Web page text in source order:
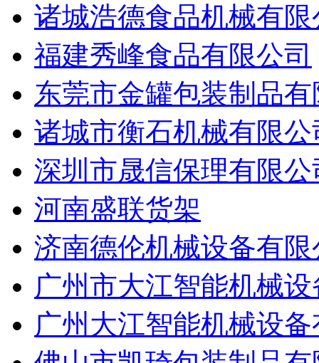
诸城浩德食品机械有限
福建秀峰食品有限公司
东莞市金罐包装制品
诸城市衡石机械有限公
深圳市晟信保理有限公
河南盛联货架
济南德伦机械设备有
广州市大江智能机械
广州大江智能机械设